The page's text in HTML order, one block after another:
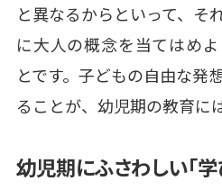
と異なるからといって、そ
に大人の概念を当てはめ
とです。子どもの自由な発
ることが、幼児期の教育に
幼児期にふさわしい「学